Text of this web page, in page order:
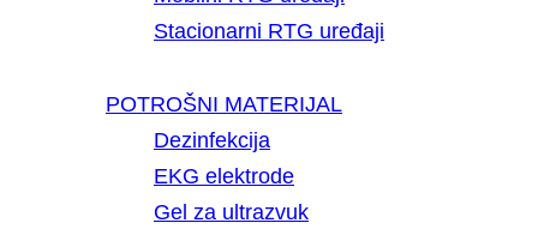
Stacionarni RTG uređaji
POTROŠNI MATERIJAL
Dezinfekcija
EKG elektrode
Gel za ultrazvuk